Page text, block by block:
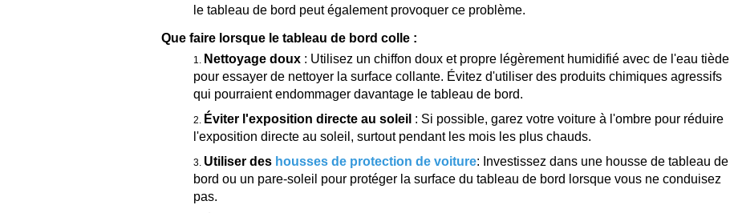
le tableau de bord peut également provoquer ce problème.
Que faire lorsque le tableau de bord colle :
Nettoyage doux : Utilisez un chiffon doux et propre légèrement humidifié avec de l'eau tiède
pour essayer de nettoyer la surface collante. Évitez d'utiliser des produits chimiques agressifs
qui pourraient endommager davantage le tableau de bord.
Éviter l'exposition directe au soleil : Si possible, garez votre voiture à l'ombre pour réduire
l'exposition directe au soleil, surtout pendant les mois les plus chauds.
Utiliser des housses de protection de voiture: Investissez dans une housse de tableau de
bord ou un pare-soleil pour protéger la surface du tableau de bord lorsque vous ne conduisez
pas.